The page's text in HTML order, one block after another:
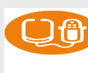
al
contenido